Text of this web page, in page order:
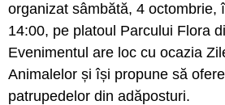
organizat sâmbătă, 4 octombrie,
14:00, pe platoul Parcului Flora
Evenimentul are loc cu ocazia
Animalelor și își propune să
patrupedelor din adăposturi.